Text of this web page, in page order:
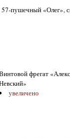
пушечный «Олег»,
фрегат
увеличено